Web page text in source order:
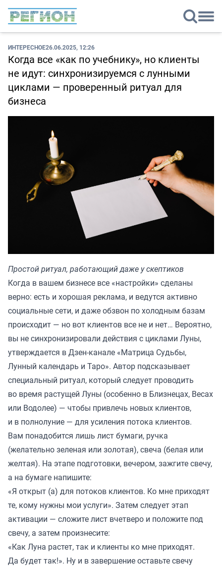
ИНТЕРЕСНОЕ26.06.2025, 12:26
Когда все «как по учебнику», но клиенты
не идут: синхронизируемся с лунными
циклами — проверенный ритуал для
бизнеса
Простой ритуал, работающий даже у скептиков
Когда в вашем бизнесе все «настройки» сделаны
верно: есть и хорошая реклама, и ведутся активно
социальные сети, и даже обзвон по холодным базам
происходит — но вот клиентов все не и нет… Вероятно,
вы не синхронизировали действия с циклами Луны,
утверждается в Дзен-канале «Матрица Судьбы,
Лунный календарь и Таро». Автор подсказывает
специальный ритуал, который следует проводить
во время растущей Луны (особенно в Близнецах, Весах
или Водолее) — чтобы привлечь новых клиентов,
и в полнолуние — для усиления потока клиентов.
Вам понадобится лишь лист бумаги, ручка
(желательно зеленая или золотая), свеча (белая или
желтая). На этапе подготовки, вечером, зажгите свечу,
а на бумаге напишите:
«Я открыт (а) для потоков клиентов. Ко мне приходят
те, кому нужны мои услуги». Затем следует этап
активации — сложите лист вчетверо и положите под
свечу, а затем произнесите:
«Как Луна растет, так и клиенты ко мне приходят.
Да будет так!». Ну и в завершение оставьте свечу